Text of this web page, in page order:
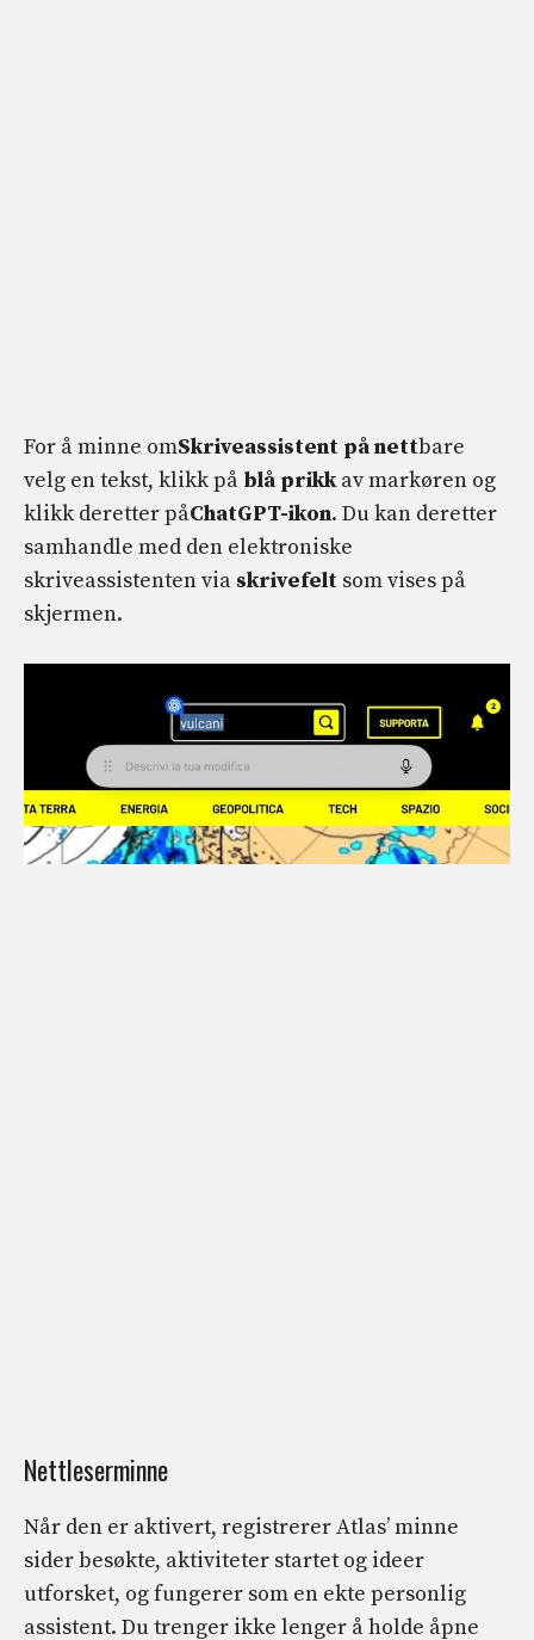
For å minne omSkriveassistent på nettbare
velg en tekst, klikk på blå prikkav markøren og
klikk deretter påChatGPT-ikon. Du kan deretter
samhandle med den elektroniske
skriveassistenten via skrivefelt som vises på
skjermen.
Nettleserminne
Når den er aktivert, registrerer Atlas’ minne
sider besøkte, aktiviteter startet og ideer
utforsket, og fungerer som en ekte personlig
assistent. Du trenger ikke lenger å holde åpne